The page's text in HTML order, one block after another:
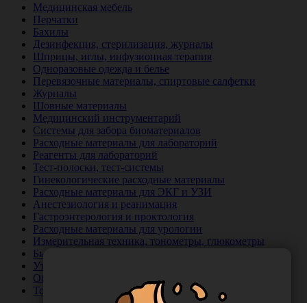
Медицинская мебель
Перчатки
Бахилы
Дезинфекция, стерилизация, журналы
Шприцы, иглы, инфузионная терапия
Одноразовые одежда и белье
Перевязочные материалы, спиртовые салфетки
Журналы
Шовные материалы
Медицинский инструментарий
Системы для забора биоматериалов
Расходные материалы для лабораторий
Реагенты для лабораторий
Тест-полоски, тест-системы
Гинекологические расходные материалы
Расходные материалы для ЭКГ и УЗИ
Анестезиология и реанимация
Гастроэнтерология и проктология
Расходные материалы для урологии
Измерительная техника, тонометры, глюкометры
Бытовая химия, уборка, гигиена
Утилизация
Облучатели-рециркуляторы, ингаляторы
Товары по бонусной программе